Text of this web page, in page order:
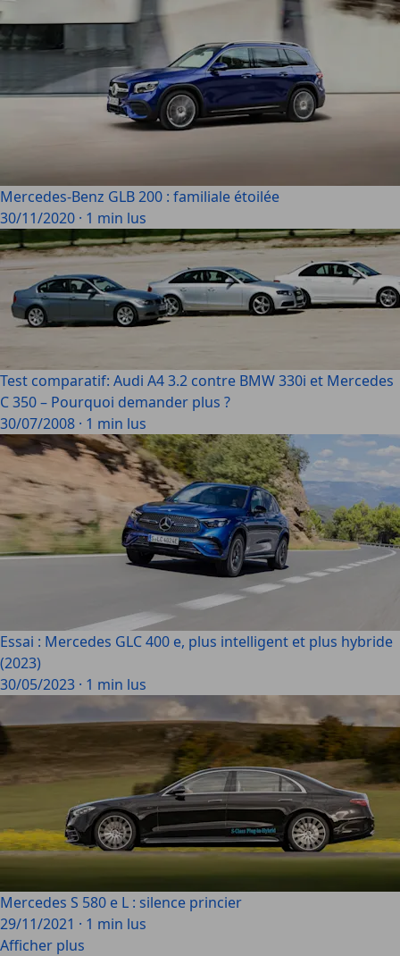
Mercedes-Benz GLB 200 : familiale étoilée
30/11/2020 · 1 min lus
Test comparatif: Audi A4 3.2 contre BMW 330i et Mercedes
C 350 – Pourquoi demander plus ?
30/07/2008 · 1 min lus
Essai : Mercedes GLC 400 e, plus intelligent et plus hybride
(2023)
30/05/2023 · 1 min lus
Mercedes S 580 e L : silence princier
29/11/2021 · 1 min lus
Afficher plus